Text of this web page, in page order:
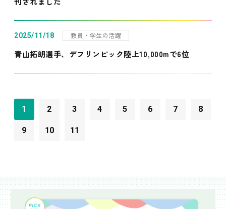
2025/11/18 教員・学生の活躍
青山拓朗選手、デフリンピック陸上10,000mで6位
1 2 3 4 5 6 7 8
9 10 11